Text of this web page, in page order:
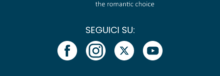
SEGUICI SU: